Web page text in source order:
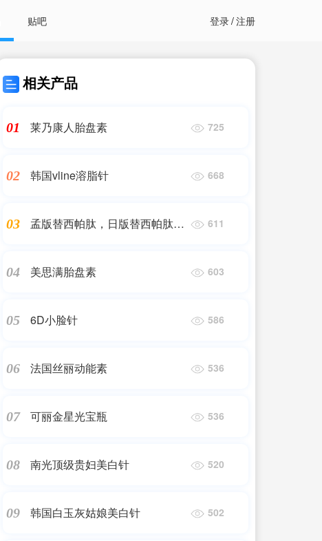
贴吧 登录/注册
相关产品
01 莱乃康人胎盘素 725
02 韩国vline溶脂针 668
03
孟版替西帕肽，日版替西帕肽
611
04 美思满胎盘素 603
05 6D小脸针 586
06 法国丝丽动能素 536
07 可丽金星光宝瓶 536
08 南光顶级贵妇美白针 520
09 韩国白玉灰姑娘美白针 502